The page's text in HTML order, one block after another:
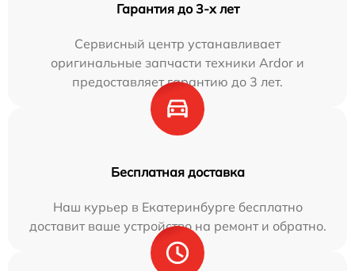
Гарантия до 3-х лет
Сервисный центр устанавливает
оригинальные запчасти техники Ardor и
предоставляет гарантию до 3 лет.
Бесплатная доставка
Наш курьер в Екатеринбурге бесплатно
доставит ваше устройство на ремонт и обратно.